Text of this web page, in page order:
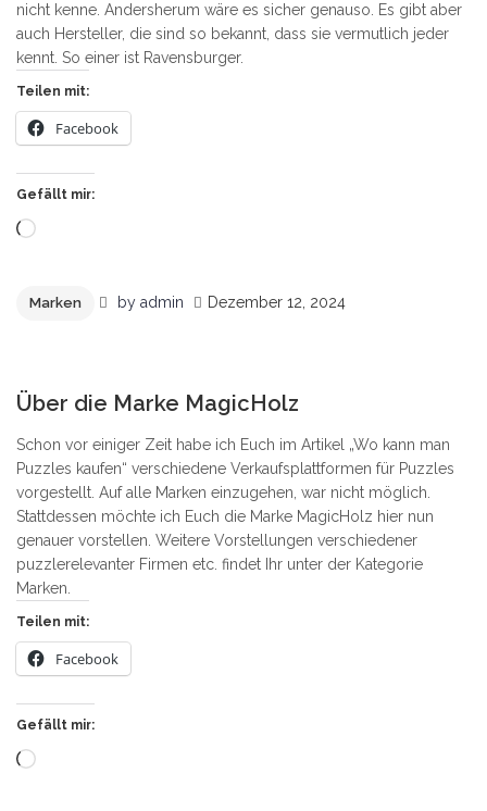
nicht kenne. Andersherum wäre es sicher genauso. Es gibt aber
auch Hersteller, die sind so bekannt, dass sie vermutlich jeder
kennt. So einer ist Ravensburger.
Teilen mit:
Facebook
Gefällt mir:
Wird
Marken by admin Dezember 12, 2024
Über die Marke MagicHolz
Schon vor einiger Zeit habe ich Euch im Artikel „Wo kann man
Puzzles kaufen“ verschiedene Verkaufsplattformen für Puzzles
vorgestellt. Auf alle Marken einzugehen, war nicht möglich.
Stattdessen möchte ich Euch die Marke MagicHolz hier nun
genauer vorstellen. Weitere Vorstellungen verschiedener
puzzlerelevanter Firmen etc. findet Ihr unter der Kategorie
Marken.
Teilen mit:
Facebook
Gefällt mir:
Wird